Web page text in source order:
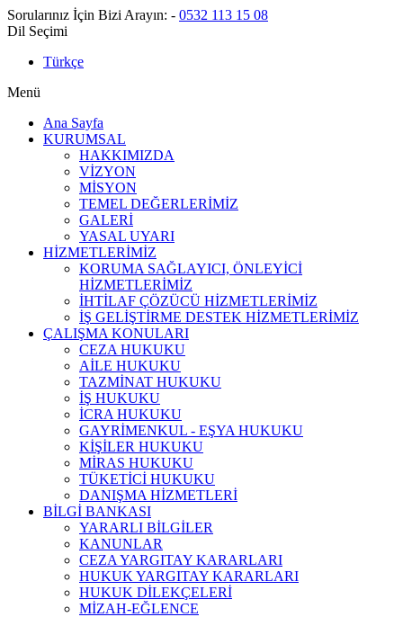
Sorularınız İçin Bizi Arayın: - 0532 113 15 08
Dil Seçimi
Türkçe
Menü
Ana Sayfa
KURUMSAL
HAKKIMIZDA
VİZYON
MİSYON
TEMEL DEĞERLERİMİZ
GALERİ
YASAL UYARI
HİZMETLERİMİZ
KORUMA SAĞLAYICI, ÖNLEYİCİ
HİZMETLERİMİZ
İHTİLAF ÇÖZÜCÜ HİZMETLERİMİZ
İŞ GELİŞTİRME DESTEK HİZMETLERİMİZ
ÇALIŞMA KONULARI
CEZA HUKUKU
AİLE HUKUKU
TAZMİNAT HUKUKU
İŞ HUKUKU
İCRA HUKUKU
GAYRİMENKUL - EŞYA HUKUKU
KİŞİLER HUKUKU
MİRAS HUKUKU
TÜKETİCİ HUKUKU
DANIŞMA HİZMETLERİ
BİLGİ BANKASI
YARARLI BİLGİLER
KANUNLAR
CEZA YARGITAY KARARLARI
HUKUK YARGITAY KARARLARI
HUKUK DİLEKÇELERİ
MİZAH-EĞLENCE